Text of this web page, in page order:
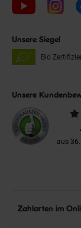
Unsere Siegel
Bio
Unsere
aus
Zahlarten im